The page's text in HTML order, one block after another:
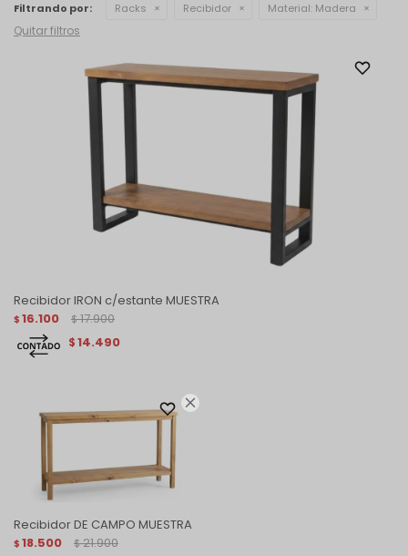

Filtrando por: Racks Recibidor Material: Madera
Quitar filtros
Recibidor IRON c/estante MUESTRA
$ 16.100 $ 17.900
$14.490
Recibidor DE CAMPO MUESTRA
$ 18.500 $ 21.900